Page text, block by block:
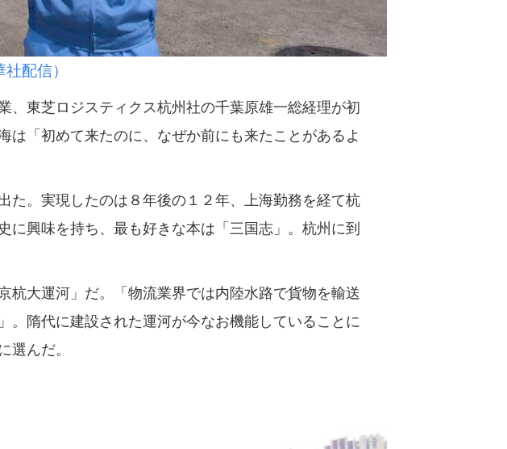
配信）
東芝ロジスティクス杭州社の千葉原雄一総経理が初
「初めて来たのに、なぜか前にも来たことがあるよ
。実現したのは８年後の１２年、上海勤務を経て杭
興味を持ち、最も好きな本は「三国志」。杭州に到
大運河」だ。「物流業界では内陸水路で貨物を輸送
。隋代に建設された運河が今なお機能していることに
選んだ。